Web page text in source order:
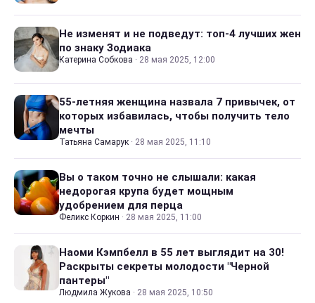
Не изменят и не подведут: топ-4 лучших жен
по знаку Зодиака
Катерина Собкова · 28 мая 2025, 12:00
55-летняя женщина назвала 7 привычек, от
которых избавилась, чтобы получить тело
мечты
Татьяна Самарук · 28 мая 2025, 11:10
Вы о таком точно не слышали: какая
недорогая крупа будет мощным
удобрением для перца
Феликс Коркин · 28 мая 2025, 11:00
Наоми Кэмпбелл в 55 лет выглядит на 30!
Раскрыты секреты молодости "Черной
пантеры"
Людмила Жукова · 28 мая 2025, 10:50